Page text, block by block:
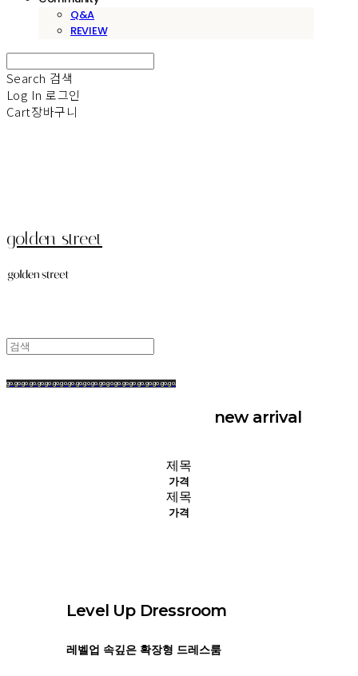
Q&A
REVIEW
Search 검색
Log In 로그인
Cart장바구니
golden street
go.go.go.go.go.go.go.go.go.go.go.go.go.go.go.go.go.go.go.go.go.go.
new arrival
제목
가격
제목
가격
Level Up Dressroom
레벨업 속깊은 확장형 드레스룸